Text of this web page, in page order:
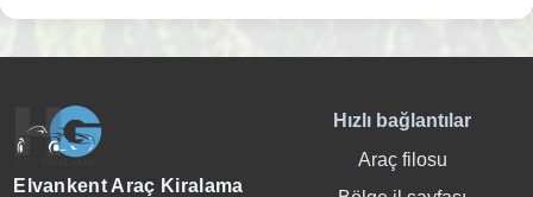
Elvankent Araç Kiralama
Hızlı bağlantılar
Araç filosu